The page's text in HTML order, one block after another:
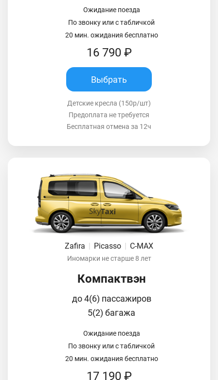
Ожидание поезда
По звонку или с табличкой
20 мин. ожидания бесплатно
16 790 ₽
Выбрать
Детские кресла (150р/шт)
Предоплата не требуется
Бесплатная отмена за 12ч
Zafira | Picasso | C-MAX
Иномарки не старше 8 лет
Компактвэн
до 4(6) пассажиров
5(2) багажа
Ожидание поезда
По звонку или с табличкой
20 мин. ожидания бесплатно
17 190 ₽